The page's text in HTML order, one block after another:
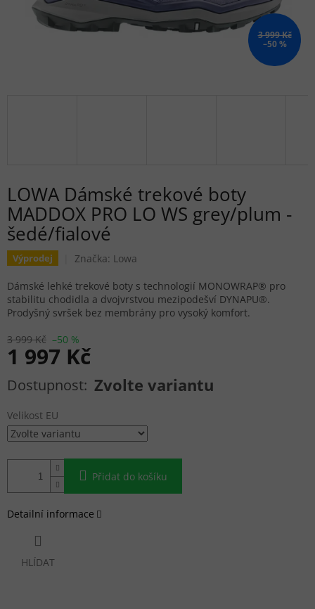
3 999 Kč
–50 %
LOWA Dámské trekové boty
MADDOX PRO LO WS grey/plum -
šedé/fialové
Výprodej Značka: Lowa
3 999 Kč –50 %
1 997 Kč
Měrná cena: Zvolte variantu
Velikost EU
Přidat do košíku
Dámské lehké trekové boty s technologií MONOWRAP® pro
stabilitu chodidla a dvojvrstvou mezipodešví DYNAPU®.
Prodyšný svršek bez membrány pro vysoký komfort.
Detailní informace
HLÍDAT